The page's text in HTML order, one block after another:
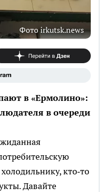
Фото irkutsk.news
в «Ермолино»:
в очереди
кто‑то
Давайте